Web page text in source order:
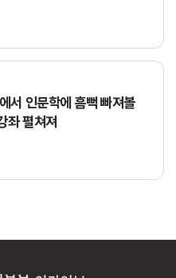
서 인문학에 흠뻑 빠져볼
좌 펼쳐져